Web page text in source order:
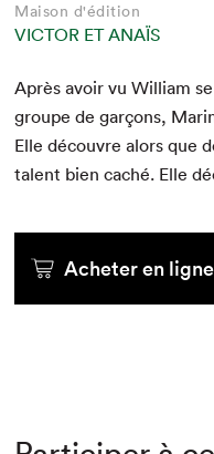
Maison d'édition
VICTOR ET ANAÏS
Après avoir vu William
groupe de garçons,
Elle décou­vre alors que
tal­ent bien caché. Elle
Acheter en ligne